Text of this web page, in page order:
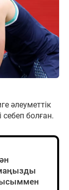
әлеуметтік
себеп болған.
маңызды